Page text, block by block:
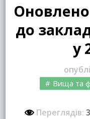
до
у
Вища та
Переглядів: